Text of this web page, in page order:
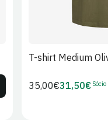
T-shirt Medium
Preço
35,00€Preço
31,50€ Sócio